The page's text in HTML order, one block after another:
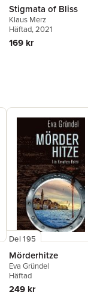
Stigmata of Bliss
Klaus Merz
Häftad, 2021
169 kr
Del 195
Mörderhitze
Eva Gründel
Häftad
249 kr